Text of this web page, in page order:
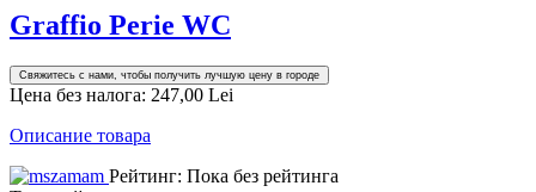
Graffio Perie WC
Свяжитесь с нами, чтобы получить лучшую цену в городе
Цена без налога: 247,00 Lei
Описание товара
Рейтинг: Пока без рейтинга